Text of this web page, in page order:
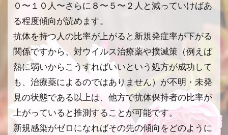
０〜１０人〜さらに８〜５〜２人と減っていけばあ
る程度傾向が読めます。
抗体を持つ人の比率が上がると新規発症率が下がる
関係ですから、対ウイルス治療薬や撲滅策（例えば
熱に弱いからこうすればいいという処方が成功して
も、治療薬によるのではありません）が不明・未発
見の状態である以上は、他方で抗体保持者の比率が
上がっていると推測することが可能です。
新規感染がゼロになればその先の傾向をどのように